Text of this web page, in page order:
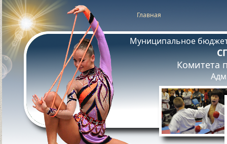
Муниципальное
Комитета
Главная